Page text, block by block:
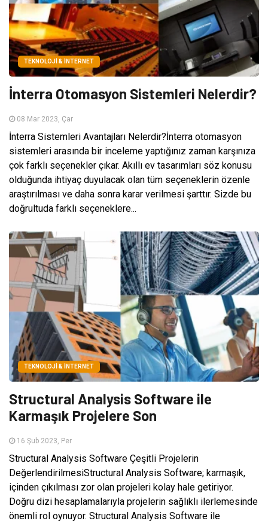
TEKNOLOJI & İNTERNET
İnterra Otomasyon Sistemleri Nelerdir?
08 Mar 2023, Çar
İnterra Sistemleri Avantajları Nelerdir?İnterra otomasyon
sistemleri arasında bir inceleme yaptığınız zaman karşınıza
çok farklı seçenekler çıkar. Akıllı ev tasarımları söz konusu
olduğunda ihtiyaç duyulacak olan tüm seçeneklerin özenle
araştırılması ve daha sonra karar verilmesi şarttır. Sizde bu
doğrultuda farklı seçeneklere...
TEKNOLOJI & İNTERNET
Structural Analysis Software ile
Karmaşık Projelere Son
16 Şub 2023, Per
Structural Analysis Software Çeşitli Projelerin
DeğerlendirilmesiStructural Analysis Software; karmaşık,
içinden çıkılması zor olan projeleri kolay hale getiriyor.
Doğru dizi hesaplamalarıyla projelerin sağlıklı ilerlemesinde
önemli rol oynuyor. Structural Analysis Software ile